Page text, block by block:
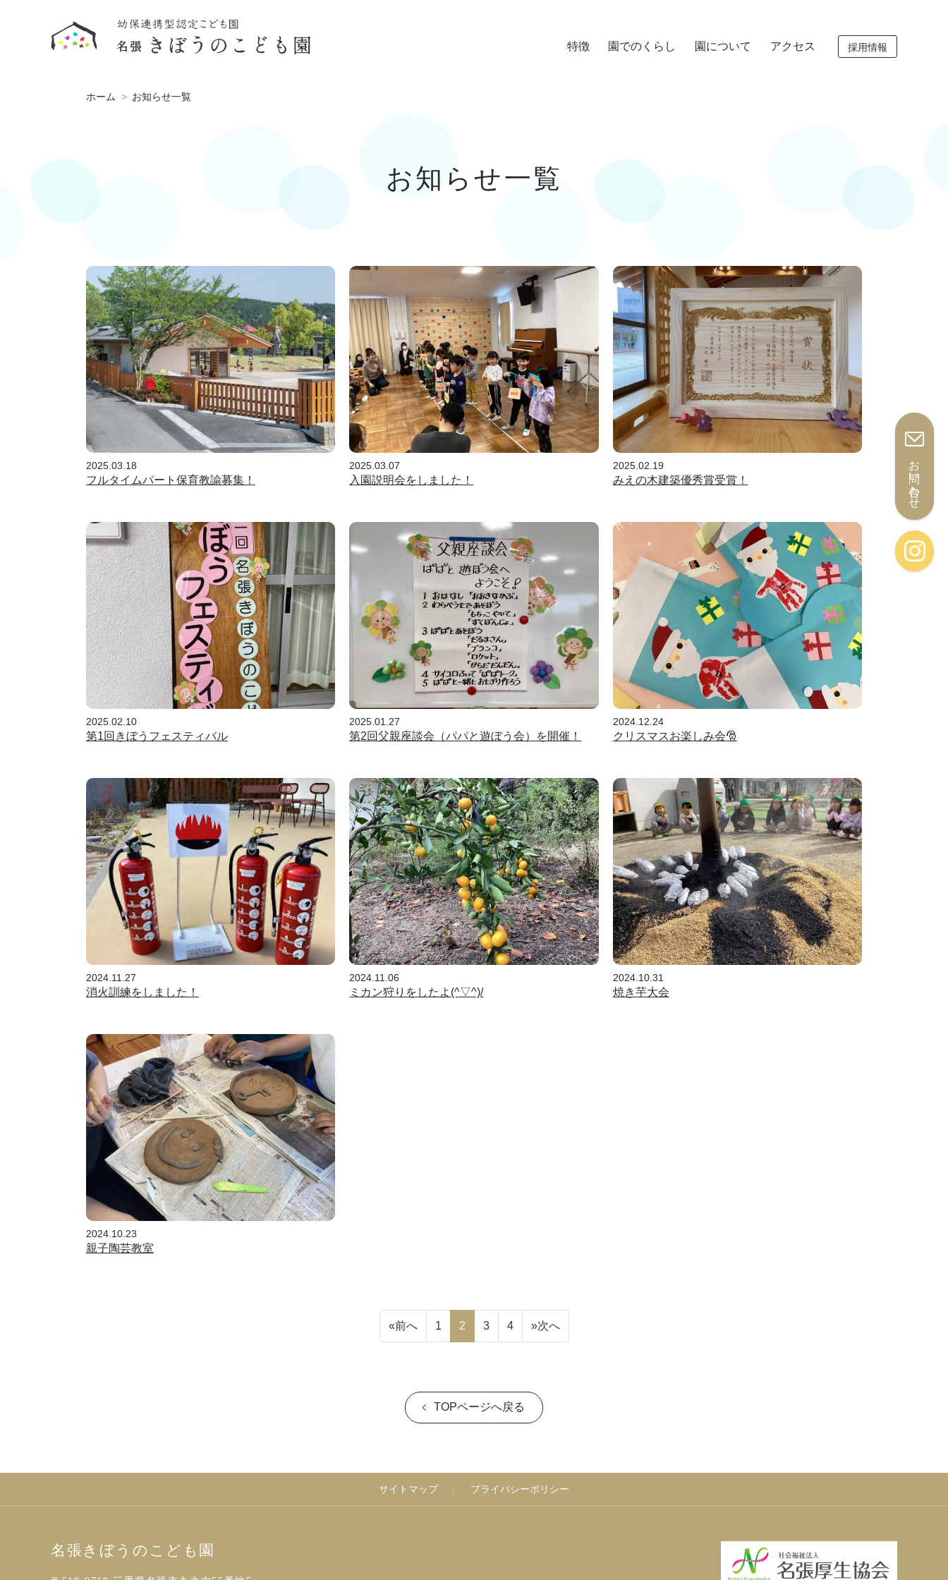
お問い合わせ
特徴 園でのくらし 園について アクセス 採用情報
ホーム お知らせ一覧
お知らせ一覧
2025.03.18
フルタイムパート保育教諭募集！
2025.03.07
入園説明会をしました！
2025.02.19
みえの木建築優秀賞受賞！
2025.02.10
第1回きぼうフェスティバル
2025.01.27
第2回父親座談会（パパと遊ぼう会）を開催！
2024.12.24
クリスマスお楽しみ会🎅
2024.11.27
消火訓練をしました！
2024.11.06
ミカン狩りをしたよ(^▽^)/
2024.10.31
焼き芋大会
2024.10.23
親子陶芸教室
«前へ 1 2 3 4 »次へ
TOPページへ戻る
サイトマップ プライバシーポリシー
名張きぼうのこども園